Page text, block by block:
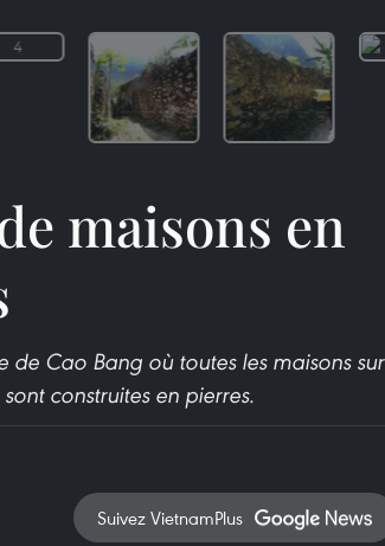
maisons en
Cao Bang où toutes les maisons sur
construites en pierres.
Suivez VietnamPlus